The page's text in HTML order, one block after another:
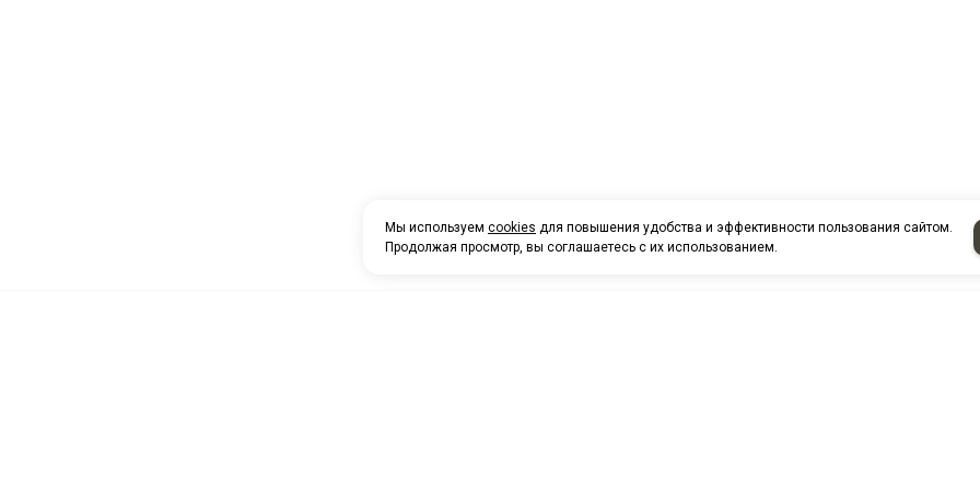
Мы используем cookies для повышения удобства и эффективности пользования сайтом.
Продолжая просмотр, вы соглашаетесь с их использованием.